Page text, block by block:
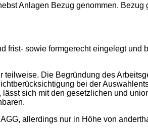
Anlagen Bezug genommen. Bezug
sowie formgerecht eingelegt und
Die Begründung des
bei der
sich mit den gesetzlichen und
allerdings nur in Höhe von